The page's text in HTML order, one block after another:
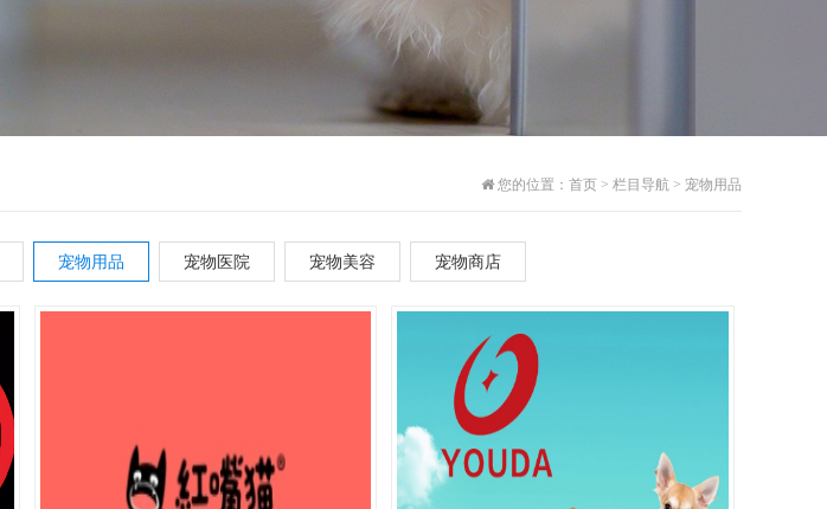
您的位置： 首页 > 栏目导航 > 宠物用品
宠物用品 宠物医院 宠物美容 宠物商店